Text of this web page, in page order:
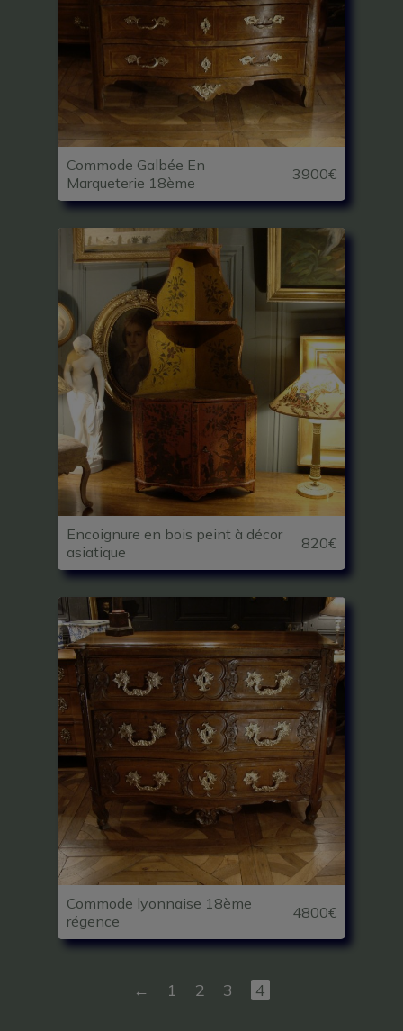
Commode Galbée En
Marqueterie 18ème
3900€
Encoignure en bois peint à décor
asiatique
820€
Commode lyonnaise 18ème
régence
4800€
← 1 2 3 4